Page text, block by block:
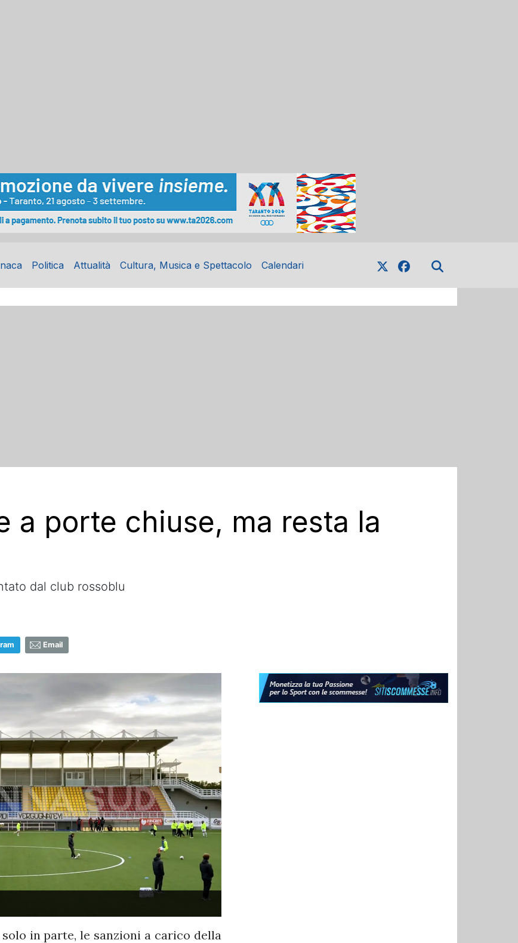
Politica Attualità Cultura, Musica e Spettacolo Calendari
a porte chiuse, ma resta la
dal club rossoblu
Email
in parte, le sanzioni a carico della